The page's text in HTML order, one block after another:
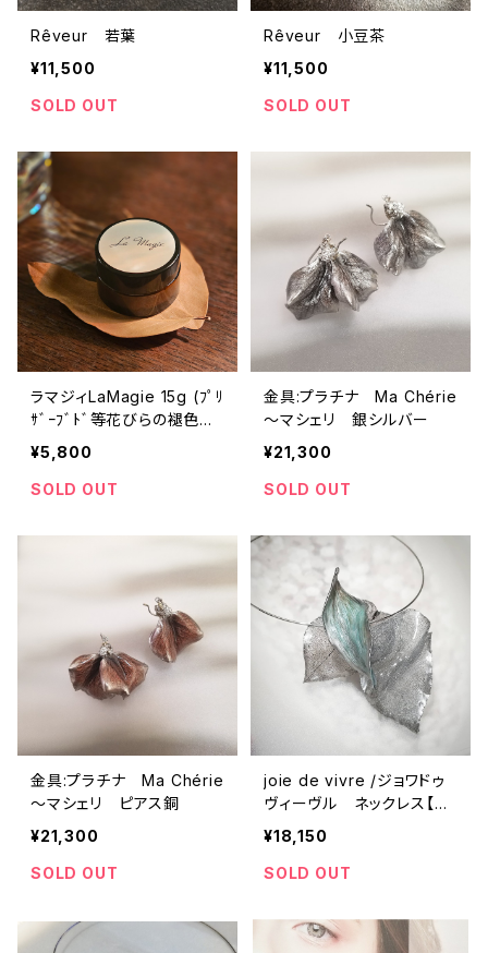
Rêveur 若葉
¥11,500
SOLD OUT
Rêveur 小豆茶
¥11,500
SOLD OUT
ラマジィLaMagie 15g (ﾌﾟﾘ
ｻﾞｰﾌﾞﾄﾞ等花びらの褪色防
止剤)
¥5,800
SOLD OUT
金具:プラチナ Ma Chérie
～マシェリ 銀シルバー
¥21,300
SOLD OUT
金具:プラチナ Ma Chérie
～マシェリ ピアス銅
¥21,300
SOLD OUT
joie de vivre /ジョワドゥ
ヴィーヴル ネックレス【新
作
¥18,150
SOLD OUT